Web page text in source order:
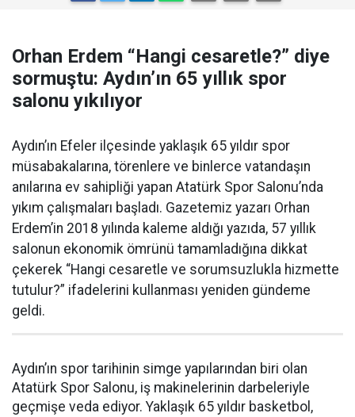
Orhan Erdem “Hangi cesaretle?” diye
sormuştu: Aydın’ın 65 yıllık spor
salonu yıkılıyor
Aydın’ın Efeler ilçesinde yaklaşık 65 yıldır spor
müsabakalarına, törenlere ve binlerce vatandaşın
anılarına ev sahipliği yapan Atatürk Spor Salonu’nda
yıkım çalışmaları başladı. Gazetemiz yazarı Orhan
Erdem’in 2018 yılında kaleme aldığı yazıda, 57 yıllık
salonun ekonomik ömrünü tamamladığına dikkat
çekerek “Hangi cesaretle ve sorumsuzlukla hizmette
tutulur?” ifadelerini kullanması yeniden gündeme
geldi.
Aydın’ın spor tarihinin simge yapılarından biri olan
Atatürk Spor Salonu, iş makinelerinin darbeleriyle
geçmişe veda ediyor. Yaklaşık 65 yıldır basketbol,